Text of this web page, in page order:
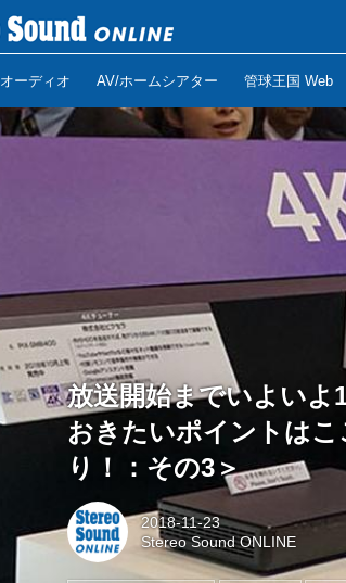
オーディオ AV/ホームシアター 管球王国 Web
放送開始までいよいよ
おきたいポイントは
り！：その3＞
2018-11-23
Stereo Sound ONLINE